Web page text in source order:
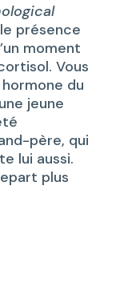
présence
moment
Vous
du
jeune
père, qui
lui aussi.
plus